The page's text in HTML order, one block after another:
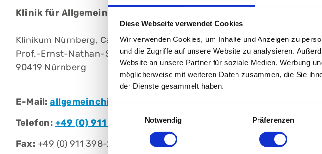
Diese Webseite verwendet Cookies
Wir verwenden Cookies, um Inhalte und Anzeigen zu
und die Zugriffe auf unsere Website zu analysieren.
Website an unsere Partner für soziale Medien, Werbung
möglicherweise mit weiteren Daten zusammen, die Sie
der Dienste gesammelt haben.
Einwilligungsauswahl
Notwendig
Präferenzen
Klinik für Allgemein-, Viszeral- und Thoraxchirurgie
Klinikum Nürnberg, Campus Nord
Prof.-Ernst-Nathan-Str. 1
90419 Nürnberg
E-Mail: allgemeinchirurgie@klinikum-nuernberg.de
Telefon: +49 (0) 911 398-2979
Fax: +49 (0) 911 398-2193